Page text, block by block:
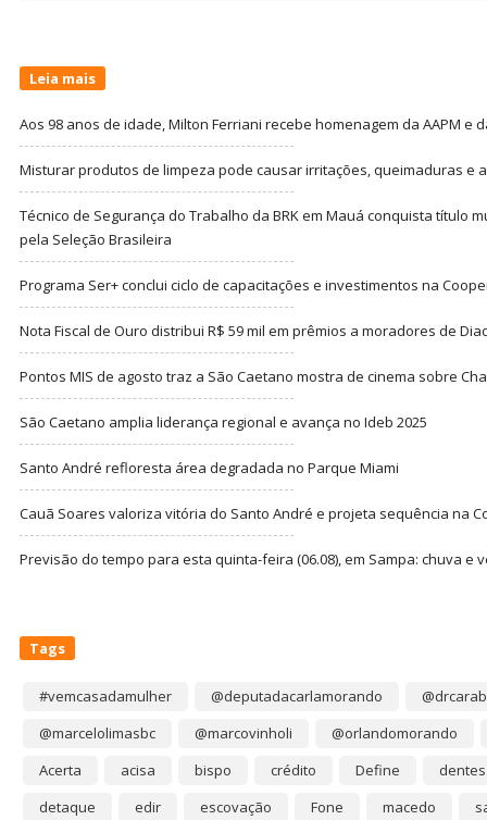
Leia mais
Aos 98 anos de idade, Milton Ferriani recebe homenagem da AAPM e
Misturar produtos de limpeza pode causar irritações, queimaduras e
Técnico de Segurança do Trabalho da BRK em Mauá conquista título
pela Seleção Brasileira
Programa Ser+ conclui ciclo de capacitações e investimentos na
Nota Fiscal de Ouro distribui R$ 59 mil em prêmios a moradores de
Pontos MIS de agosto traz a São Caetano mostra de cinema sobre
São Caetano amplia liderança regional e avança no Ideb 2025
Santo André refloresta área degradada no Parque Miami
Cauã Soares valoriza vitória do Santo André e projeta sequência na
Previsão do tempo para esta quinta-feira (06.08), em Sampa: chuva e
Tags
#vemcasadamulher @deputadacarlamorando
@marcelolimasbc
@marcovinholi
@orlandomorando
Acerta
acisa bispo crédito Define
dentes
detaque
edir escovação Fone macedo